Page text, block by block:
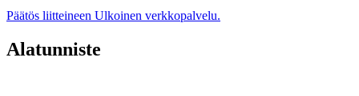
Päätös liitteineen Ulkoinen verkkopalvelu.
Alatunniste